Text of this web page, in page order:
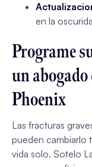
en la
Programe
un abogado
Phoenix
Las fracturas
pueden cambiarlo
vida solo. Sotelo